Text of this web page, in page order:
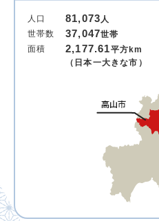
人口 81,073人
世帯数
37,047世帯
面積
2,177.61平方km
（日本一大きな市）